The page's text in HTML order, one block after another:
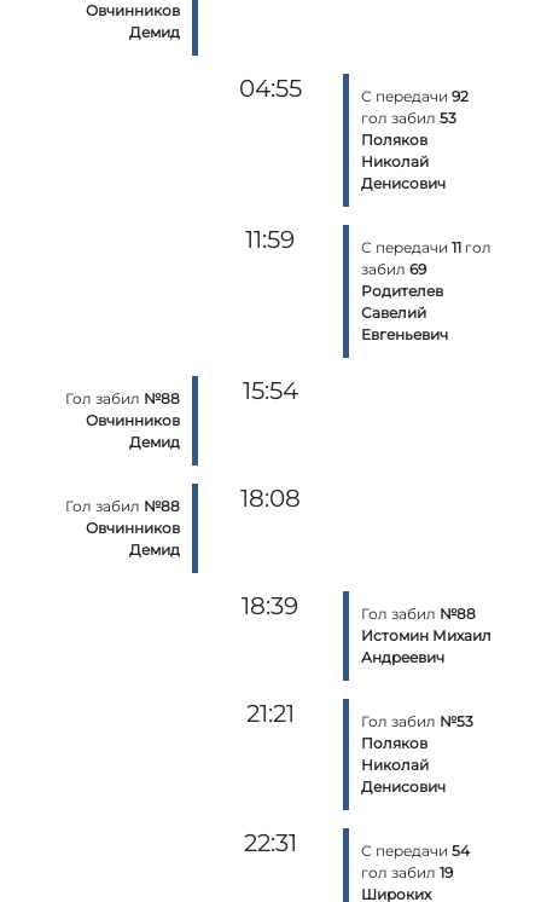
Овчинников
Демид
04:55 С передачи 92
гол забил 53
Поляков
Николай
Денисович
11:59 С передачи 11 гол
забил 69
Родителев
Савелий
Евгеньевич
Гол забил №88
Овчинников
Демид
15:54
Гол забил №88
Овчинников
Демид
18:08
18:39 Гол забил №88
Истомин Михаил
Андреевич
21:21 Гол забил №53
Поляков
Николай
Денисович
22:31 С передачи 54
гол забил 19
Широких